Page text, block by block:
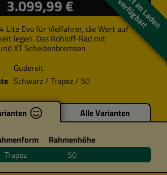
3.099,99 €
Lite Evo für Vielfahrer, die Wert auf
legen. Das Rohloff-Rad mit
XT Scheibenbremsen
Gudereit
Schwarz / Trapez / 50
Alle Varianten
Rahmenhöhe
Trapez 50
t
v
!